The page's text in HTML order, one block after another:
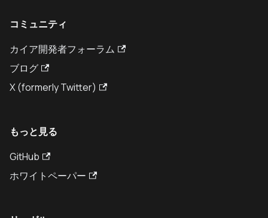
コミュニティ
カイア開発者フォーラム
ブログ
X (formerly Twitter)
もっと見る
GitHub
ホワイトペーパー